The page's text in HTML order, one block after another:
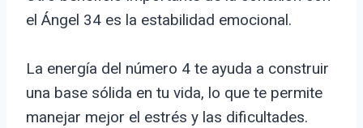
el Ángel 34 es la estabilidad emocional.
La energía del número 4 te ayuda a construir
una base sólida en tu vida, lo que te permite
manejar mejor el estrés y las dificultades.